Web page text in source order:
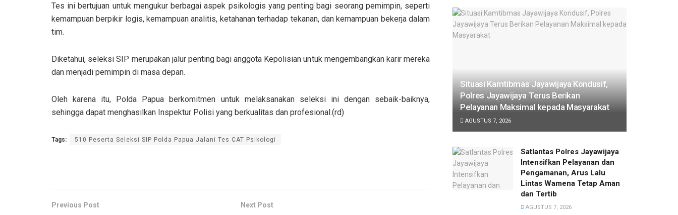
Tes ini bertujuan untuk mengukur berbagai aspek psikologis yang penting bagi seorang pemimpin, seperti
kemampuan berpikir logis, kemampuan analitis, ketahanan terhadap tekanan, dan kemampuan bekerja dalam
tim.
Diketahui, seleksi SIP merupakan jalur penting bagi anggota Kepolisian untuk mengembangkan karir mereka
dan menjadi pemimpin di masa depan.
Oleh karena itu, Polda Papua berkomitmen untuk melaksanakan seleksi ini dengan sebaik-baiknya,
sehingga dapat menghasilkan Inspektur Polisi yang berkualitas dan profesional.(rd)
Tags: 510 Peserta Seleksi SIP Polda Papua Jalani Tes CAT Psikologi
Previous Post Next Post
Situasi Kamtibmas Jayawijaya Kondusif,
Polres Jayawijaya Terus Berikan
Pelayanan Maksimal kepada Masyarakat
AGUSTUS 7, 2026
Satlantas Polres Jayawijaya
Intensifkan Pelayanan dan
Pengamanan, Arus Lalu
Lintas Wamena Tetap Aman
dan Tertib
AGUSTUS 7, 2026